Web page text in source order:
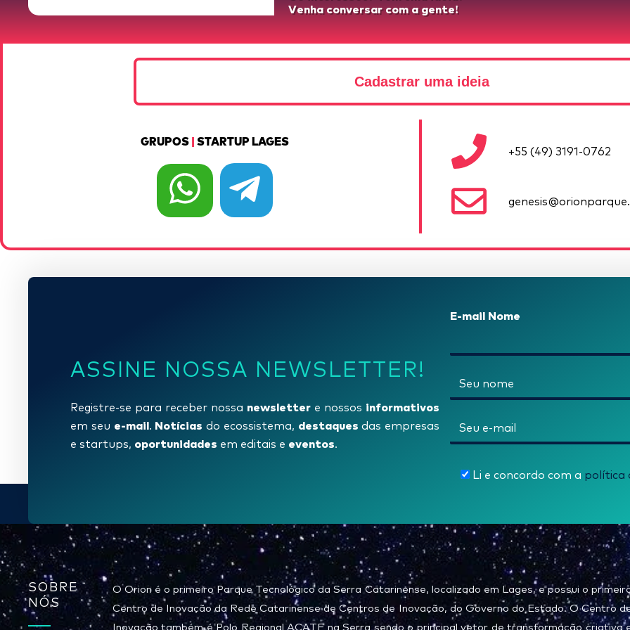
Venha conversar com a gente!
Cadastrar uma ideia
GRUPOS|
STARTUP LAGES
+55 (49) 3191-0762
ASSINE NOSSA NEWSLETTER!
Registre-se para receber nossa newsletter e nossos informativos
em seu e-mail. Notícias do ecossistema, destaques das empresas
e startups, oportunidades em editais e eventos.
E-mail Nome
o
e
-
l
*
Li e concordo com a política
SOBRE
NÓS
O Orion é o primeiro Parque Tecnológico da Serra Catarinense, localizado em Lages, e possui o
Centro de Inovação da Rede Catarinense de Centros de Inovação, do Governo do Estado. O Centro
Inovação também é Polo Regional ACATE na Serra sendo o principal vetor de transformação criativa